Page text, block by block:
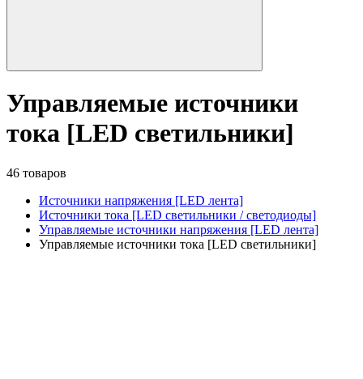
Управляемые источники
тока [LED светильники]
46 товаров
Источники напряжения [LED лента]
Источники тока [LED светильники / светодиоды]
Управляемые источники напряжения [LED лента]
Управляемые источники тока [LED светильники]